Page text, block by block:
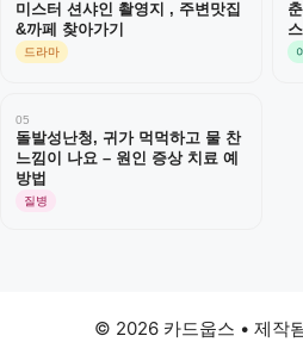
미스터 션샤인 촬영지 , 주변맛집
&까페 찾아가기
드라마
05
돌발성난청, 귀가 먹먹하고 물 찬
느낌이 나요 – 원인 증상 치료 예
방법
질병
© 2026 카드웁스 • 제작